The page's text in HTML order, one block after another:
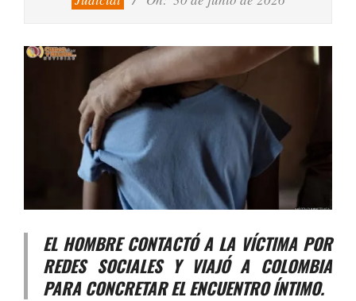
EL HOMBRE CONTACTÓ A LA VÍCTIMA POR
REDES SOCIALES Y VIAJÓ A COLOMBIA
PARA CONCRETAR EL ENCUENTRO ÍNTIMO.